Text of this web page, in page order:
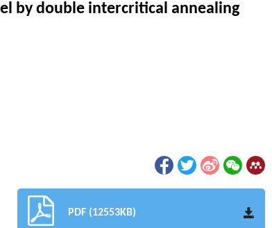
by double intercritical annealing
PDF (12553KB)